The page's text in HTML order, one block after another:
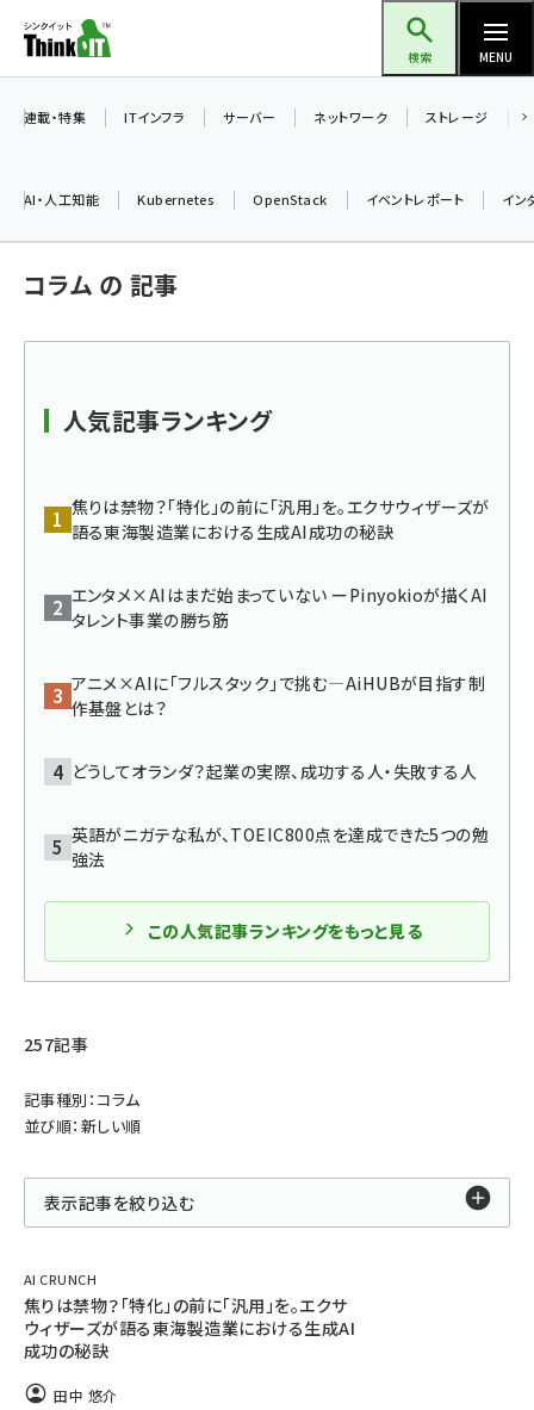
ン
ツ
検索 MENU
ai (2508)
abc123 (1371)
連載・特集 ITインフラ サーバー ネットワーク ストレージ
AI・人工知能 Kubernetes OpenStack イベントレポート イン
コラム の 記事
人気記事ランキング
焦りは禁物？「特化」の前に「汎用」を。エクサウィザーズが
語る東海製造業における生成AI成功の秘訣
エンタメ×AIはまだ始まっていない ーPinyokioが描くAI
タレント事業の勝ち筋
アニメ×AIに「フルスタック」で挑む—AiHUBが目指す制
作基盤とは？
どうしてオランダ？起業の実際、成功する人・失敗する人
英語がニガテな私が、TOEIC800点を達成できた5つの勉
強法
この人気記事ランキングをもっと見る
257記事
記事種別：コラム
並び順：新しい順
表示記事を絞り込む
AI CRUNCH
焦りは禁物？「特化」の前に「汎用」を。エクサ
ウィザーズが語る東海製造業における生成AI
成功の秘訣
田中 悠介